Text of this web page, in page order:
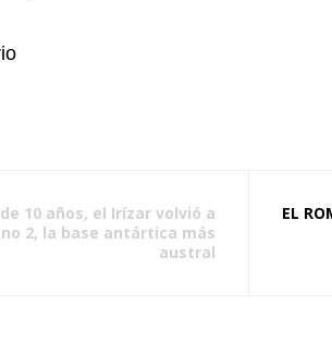
10 años, el Irízar volvió a
2, la base antártica más
austral
EL